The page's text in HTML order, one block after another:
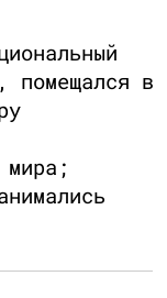
помещался в
мира;